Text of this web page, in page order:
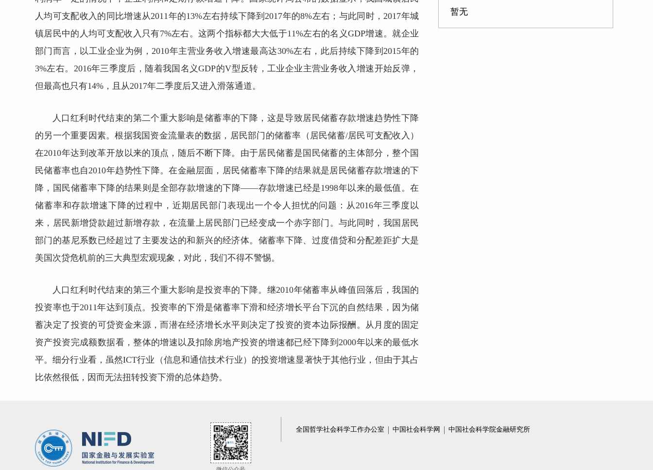
人均可支配收入的同比增速从2011年的13%左右持续下降到2017年的8%左右；与此同时，2017年城
镇居民中的人均可支配收入只有7%左右。这两个指标都大大低于11%左右的名义GDP增速。就企业
部门而言，以工业企业为例，2010年主营业务收入增速最高达30%左右，此后持续下降到2015年的
3%左右。2016年三季度后，随着我国名义GDP的V型反转，工业企业主营业务收入增速开始反弹，
但最高也只有14%，且从2017年二季度后又进入滑落通道。
人口红利时代结束的第二个重大影响是储蓄率的下降，这是导致居民储蓄存款增速趋势性下降
的另一个重要因素。根据我国资金流量表的数据，居民部门的储蓄率（居民储蓄/居民可支配收入）
在2010年达到改革开放以来的顶点，随后不断下降。由于居民储蓄是国民储蓄的主体部分，整个国
民储蓄率也自2010年趋势性下降。在金融层面，居民储蓄率下降的结果就是居民储蓄存款增速的下
降，国民储蓄率下降的结果则是全部存款增速的下降——存款增速已经是1998年以来的最低值。在
储蓄率和存款增速下降的过程中，近期居民部门表现出一个令人担忧的问题：从2016年三季度以
来，居民新增贷款超过新增存款，在流量上居民部门已经变成一个赤字部门。与此同时，我国居民
部门的基尼系数已经超过了主要发达的和新兴的经济体。储蓄率下降、过度借贷和分配差距扩大是
美国次贷危机前的三大典型宏观现象，对此，我们不得不警惕。
人口红利时代结束的第三个重大影响是投资率的下降。继2010年储蓄率从峰值回落后，我国的
投资率也于2011年达到顶点。投资率的下滑是储蓄率下滑和经济增长平台下沉的自然结果，因为储
蓄决定了投资的可贷资金来源，而潜在经济增长水平则决定了投资的资本边际报酬。从月度的固定
资产投资完成额数据看，整体的增速以及扣除房地产投资的增速都已经下降到2000年以来的最低水
平。细分行业看，虽然ICT行业（信息和通信技术行业）的投资增速显著快于其他行业，但由于其占
比依然很低，因而无法扭转投资下滑的总体趋势。
殷剑峰： 建立主权信用货币发行模式，锻造强大的人民币
暂无
全国哲学社会科学工作办公室 中国社会科学网 中国社会科学院金融研究所